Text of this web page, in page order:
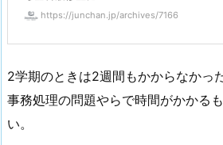
https://junchan.jp/archives/7166
2学期のときは2週間もかからなかっ
事務処理の問題やらで時間がかかる
い。